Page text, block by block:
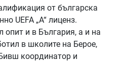
от българска
UEFA „A“ лиценз.
опит и в България, а и на
в школите на Берое,
координатор и